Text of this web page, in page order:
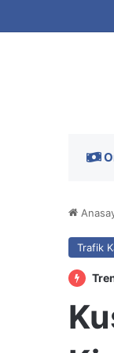
Trafik